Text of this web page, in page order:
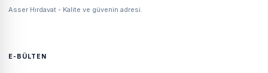
Asser Hırdavat - Kalite ve güvenin adresi.
E-BÜLTEN